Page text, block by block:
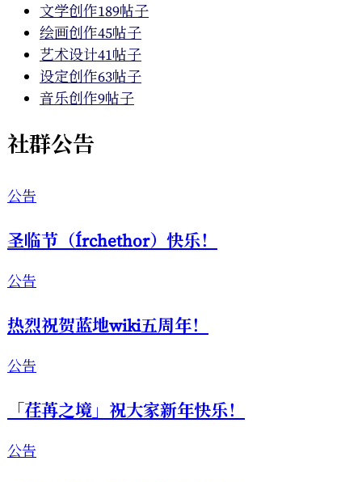
文学创作189帖子
绘画创作45帖子
艺术设计41帖子
设定创作63帖子
音乐创作9帖子
社群公告
公告
圣临节（Írchethor）快乐！
公告
热烈祝贺蓝地wiki五周年！
公告
「荏苒之境」祝大家新年快乐！
公告